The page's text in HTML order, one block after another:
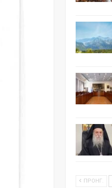
ΠΡΟΗΓ.